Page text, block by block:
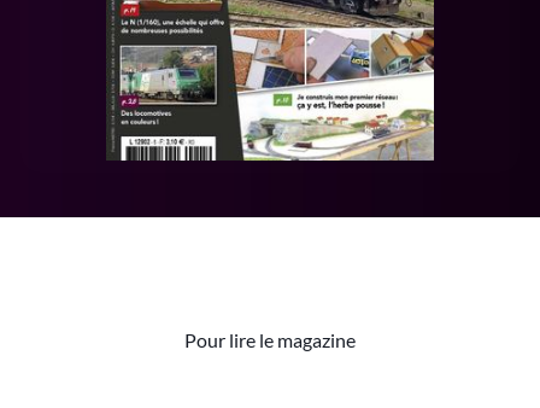
Pour lire le magazine